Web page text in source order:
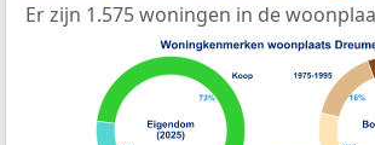
Er zijn 1.575 woningen in de